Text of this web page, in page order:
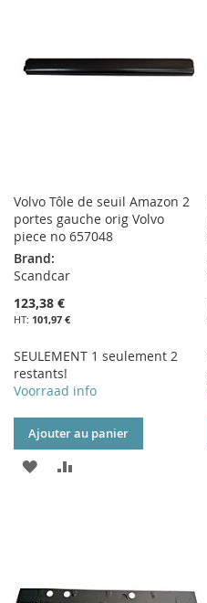
D’ENVIE
Volvo Tôle de seuil Amazon 2
portes gauche orig Volvo
piece no 657048
Brand:
Scandcar
123,38 €
101,97 €
SEULEMENT 1 seulement 2
restants!
Voorraad info
Ajouter au panier
AJOUTER
D’ENVIE